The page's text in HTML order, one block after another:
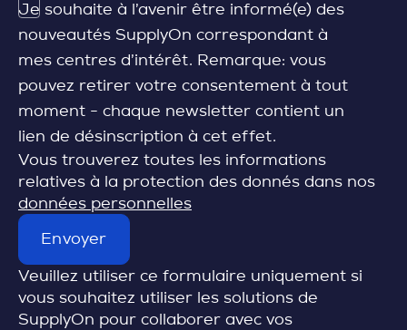
Je souhaite à l’avenir être informé(e) des
nouveautés SupplyOn correspondant à
mes centres d’intérêt. Remarque: vous
pouvez retirer votre consentement à tout
moment - chaque newsletter contient un
lien de désinscription à cet effet.
Vous trouverez toutes les informations
relatives à la protection des donnés dans nos
données personnelles
Envoyer
Veuillez utiliser ce formulaire uniquement si
vous souhaitez utiliser les solutions de
SupplyOn pour collaborer avec vos